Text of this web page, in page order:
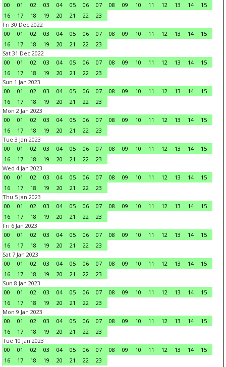
00
01 02 03 04 05 06 07 08 09 10 11 12 13 14
15
16
17 18 19 20 21 22
23
Fri 30 Dec 2022
00
01 02 03 04 05 06 07 08 09 10 11 12 13 14
15
16
17 18 19 20 21 22
23
Sat 31 Dec 2022
00
01 02 03 04 05 06 07 08 09 10 11 12 13 14
15
16
17 18 19 20 21 22
23
Sun 1 Jan 2023
00
01 02 03 04 05 06 07 08 09 10 11 12 13 14
15
16
17 18 19 20 21 22
23
Mon 2 Jan 2023
00
01 02 03 04 05 06 07 08 09 10 11 12 13 14
15
16
17 18 19 20 21 22
23
Tue 3 Jan 2023
00
01 02 03 04 05 06 07 08 09 10 11 12 13 14
15
16
17 18 19 20 21 22
23
Wed 4 Jan 2023
00
01 02 03 04 05 06 07 08 09 10 11 12 13 14
15
16
17 18 19 20 21 22
23
Thu 5 Jan 2023
00
01 02 03 04 05 06 07 08 09 10 11 12 13 14
15
16
17 18 19 20 21 22
23
Fri 6 Jan 2023
00
01 02 03 04 05 06 07 08 09 10 11 12 13 14
15
16
17 18 19 20 21 22
23
Sat 7 Jan 2023
00
01 02 03 04 05 06 07 08 09 10 11 12 13 14
15
16
17 18 19 20 21 22
23
Sun 8 Jan 2023
00
01 02 03 04 05 06 07 08 09 10 11 12 13 14
15
16
17 18 19 20 21 22
23
Mon 9 Jan 2023
00
01 02 03 04 05 06 07 08 09 10 11 12 13 14
15
16
17 18 19 20 21 22
23
Tue 10 Jan 2023
00
01 02 03 04 05 06 07 08 09 10 11 12 13 14
15
16
17 18 19 20 21 22
23